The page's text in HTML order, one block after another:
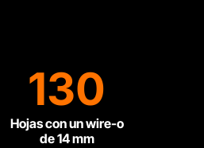
130
Hojas con un wire-o
de 14 mm